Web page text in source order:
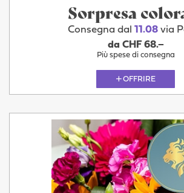
Sorpresa
Consegna dal 11.08via
da CHF 68.–
Più spese di consegna
OFFRIRE